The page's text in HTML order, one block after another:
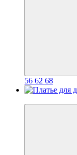
56 62 68